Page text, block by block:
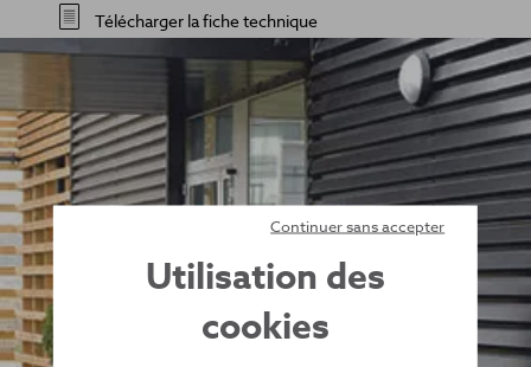
Télécharger la fiche technique
Utilisation des
cookies
Continuer sans accepter